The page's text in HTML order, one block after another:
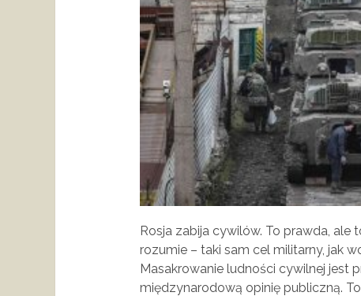
Rosja zabija cywilów. To prawda, ale
rozumie – taki sam cel militarny, jak
Masakrowanie ludności cywilnej jest
międzynarodową opinię publiczną.